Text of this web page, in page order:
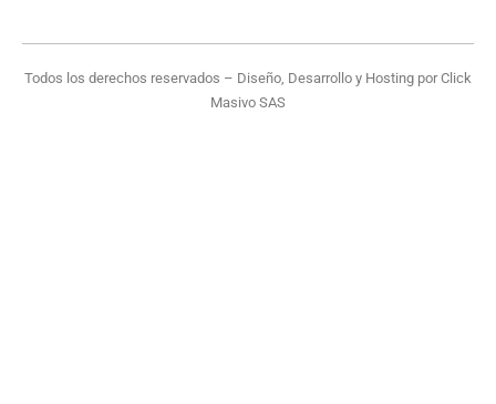
Todos los derechos reservados – Diseño, Desarrollo y Hosting porClick
Masivo SAS